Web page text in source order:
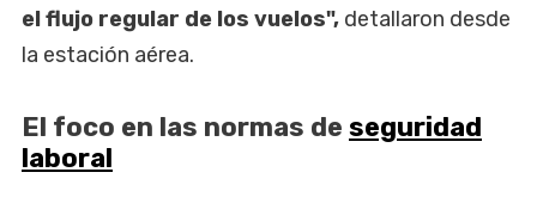
el flujo regular de los vuelos", detallaron desde
la estación aérea.
El foco en las normas de seguridad
laboral